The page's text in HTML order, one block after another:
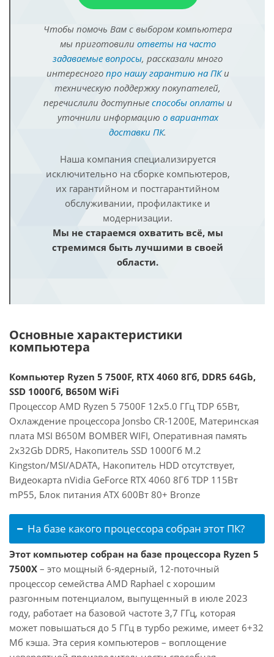
Чтобы помочь Вам с выбором компьютера
мы приготовили ответы на часто
задаваемые вопросы, рассказали много
интересного про нашу гарантию на ПКи
техническую поддержку покупателей,
перечислили доступные способы оплатыи
уточнили информацию о вариантах
доставки ПК.
Наша компания специализируется
исключительно на сборке компьютеров,
их гарантийном и постгарантийном
обслуживании, профилактике и
модернизации.
Мы не стараемся охватить всё, мы
стремимся быть лучшими в своей
области.
Основные характеристики
компьютера
Компьютер Ryzen 5 7500F, RTX 4060 8Гб, DDR5 64Gb,
SSD 1000Гб, B650M WiFi
Процессор AMD Ryzen 5 7500F 12x5.0 ГГц TDP 65Вт,
Охлаждение процессора Jonsbo CR-1200E, Материнская
плата MSI B650M BOMBER WIFI, Оперативная память
2x32Gb DDR5, Накопитель SSD 1000Гб M.2
Kingston/MSI/ADATA, Накопитель HDD отсутствует,
Видеокарта nVidia GeForce RTX 4060 8Гб TDP 115Вт
mP55, Блок питания ATX 600Вт 80+ Bronze
На базе какого процессора собран этот ПК?
Этот компьютер собран на базе процессора Ryzen 5
7500X – это мощный 6-ядерный, 12-поточный
процессор семейства AMD Raphael с хорошим
разгонным потенциалом, выпущенный в июле 2023
году, работает на базовой частоте 3,7 ГГц, которая
может повышаться до 5 ГГц в турбо режиме, имеет 6+32
Мб кэша. Эта серия компьютеров – воплощение